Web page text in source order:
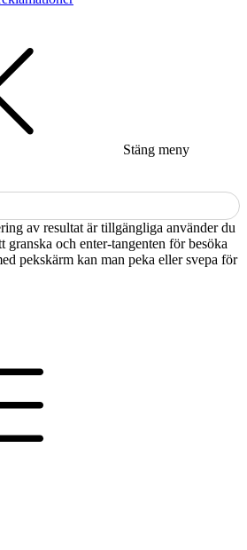
Stäng meny
av resultat är tillgängliga använder du
granska och enter-tangenten för besöka
pekskärm kan man peka eller svepa för